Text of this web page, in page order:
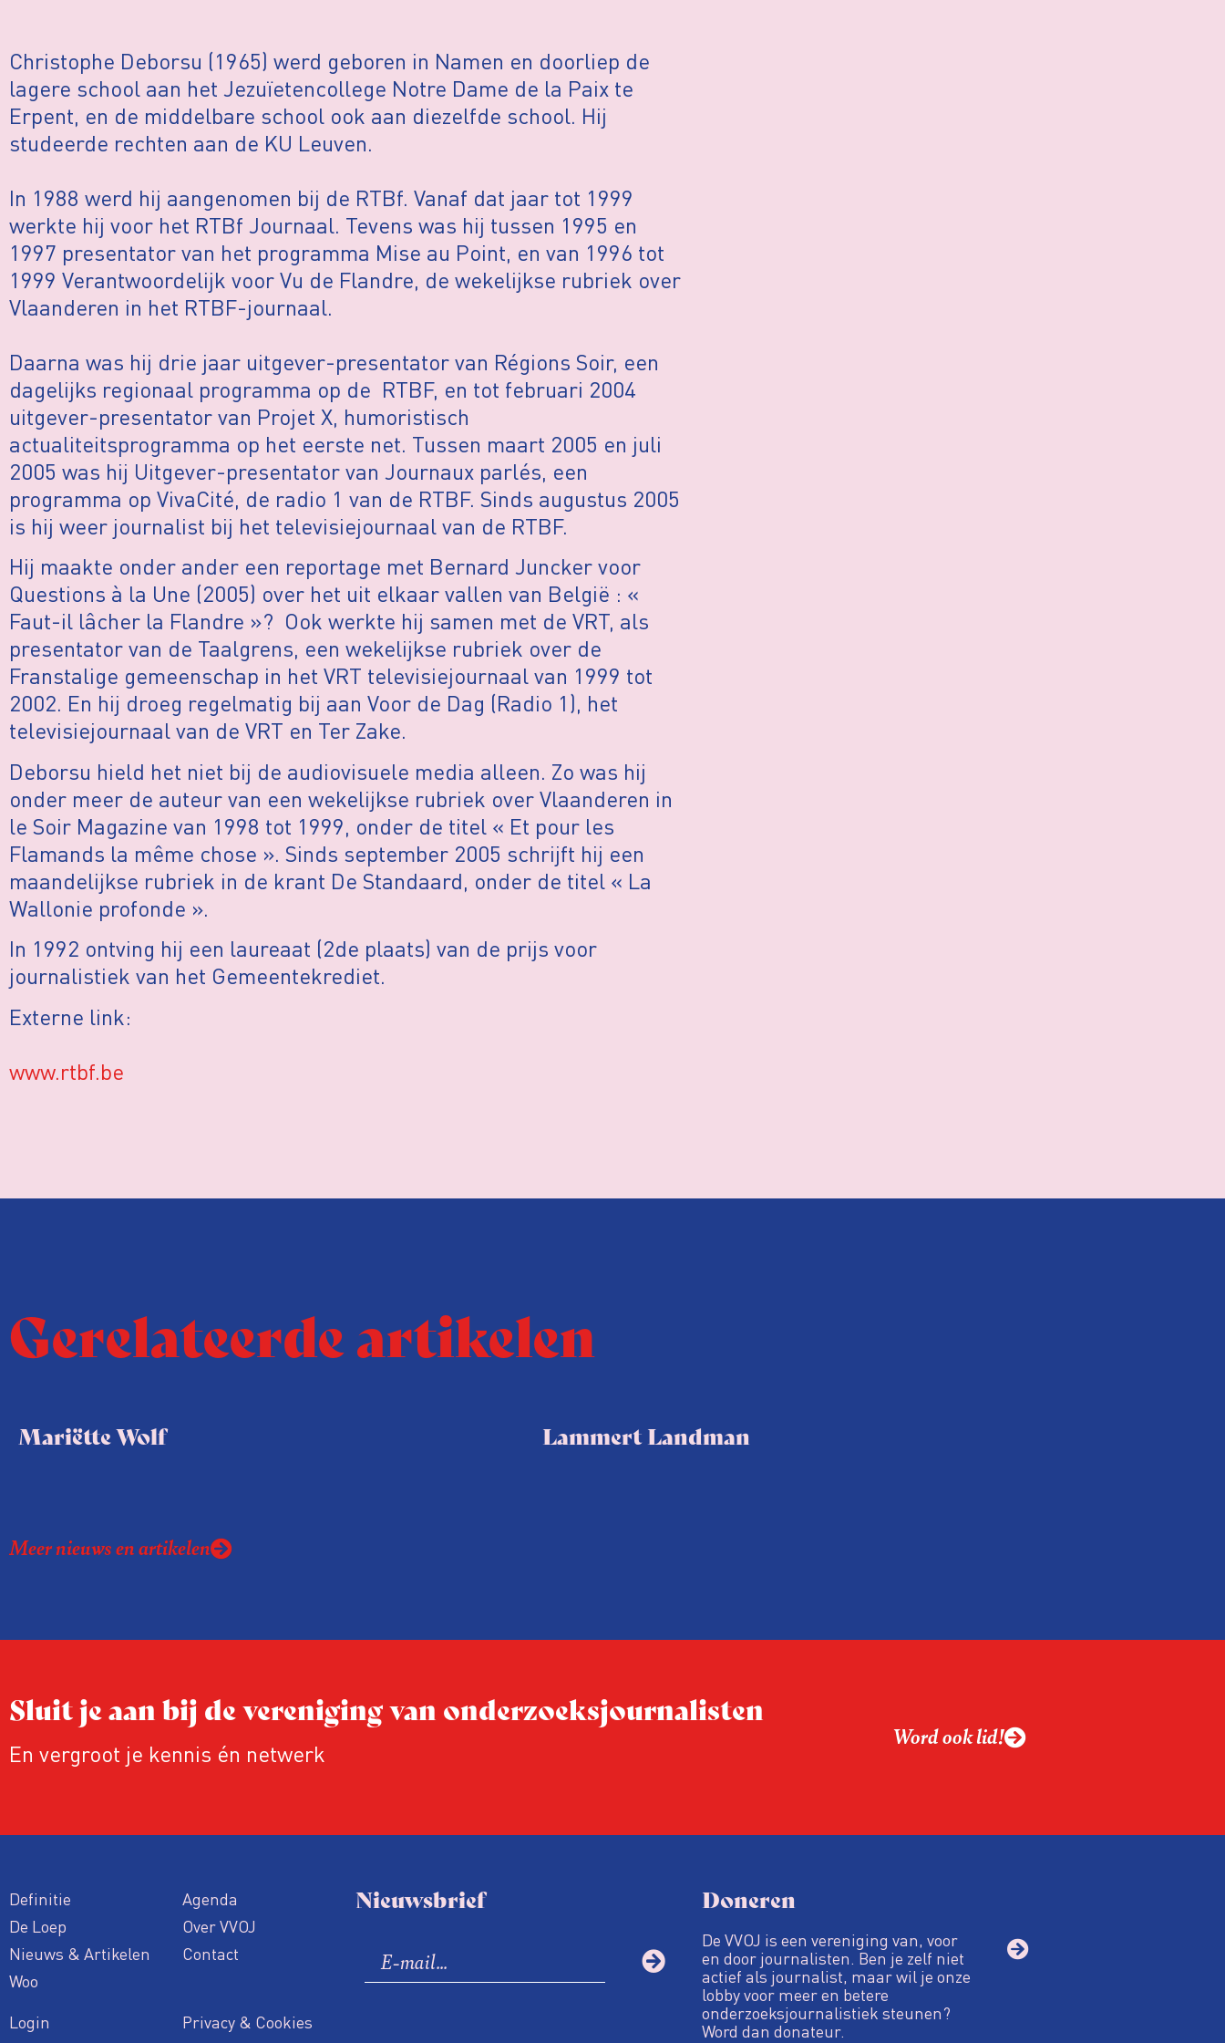
Christophe Deborsu (1965) werd geboren in Namen en doorliep de
lagere school aan het Jezuïetencollege Notre Dame de la Paix te
Erpent, en de middelbare school ook aan diezelfde school. Hij
studeerde rechten aan de KU Leuven.
In 1988 werd hij aangenomen bij de RTBf. Vanaf dat jaar tot 1999
werkte hij voor het RTBf Journaal. Tevens was hij tussen 1995 en
1997 presentator van het programma Mise au Point, en van 1996 tot
1999 Verantwoordelijk voor Vu de Flandre, de wekelijkse rubriek over
Vlaanderen in het RTBF-journaal.
Daarna was hij drie jaar uitgever-presentator van Régions Soir, een
dagelijks regionaal programma op de RTBF, en tot februari 2004
uitgever-presentator van Projet X, humoristisch
actualiteitsprogramma op het eerste net. Tussen maart 2005 en juli
2005 was hij Uitgever-presentator van Journaux parlés, een
programma op VivaCité, de radio 1 van de RTBF. Sinds augustus 2005
is hij weer journalist bij het televisiejournaal van de RTBF.
Hij maakte onder ander een reportage met Bernard Juncker voor
Questions à la Une (2005) over het uit elkaar vallen van België : «
Faut-il lâcher la Flandre »? Ook werkte hij samen met de VRT, als
presentator van de Taalgrens, een wekelijkse rubriek over de
Franstalige gemeenschap in het VRT televisiejournaal van 1999 tot
2002. En hij droeg regelmatig bij aan Voor de Dag (Radio 1), het
televisiejournaal van de VRT en Ter Zake.
Deborsu hield het niet bij de audiovisuele media alleen. Zo was hij
onder meer de auteur van een wekelijkse rubriek over Vlaanderen in
le Soir Magazine van 1998 tot 1999, onder de titel « Et pour les
Flamands la même chose ». Sinds september 2005 schrijft hij een
maandelijkse rubriek in de krant De Standaard, onder de titel « La
Wallonie profonde ».
In 1992 ontving hij een laureaat (2de plaats) van de prijs voor
journalistiek van het Gemeentekrediet.
Externe link:
www.rtbf.be
Gerelateerde artikelen
Mariëtte Wolf Lammert Landman
Meer nieuws en artikelen
Sluit je aan bij de vereniging van onderzoeksjournalisten
En vergroot je kennis én netwerk
Word ook lid!
Definitie
De Loep
Nieuws & Artikelen
Woo
Agenda
Over VVOJ
Contact
Login Privacy & Cookies
Nieuwsbrief Doneren
De VVOJ is een vereniging van, voor
en door journalisten. Ben je zelf niet
actief als journalist, maar wil je onze
lobby voor meer en betere
onderzoeksjournalistiek steunen?
Word dan donateur.